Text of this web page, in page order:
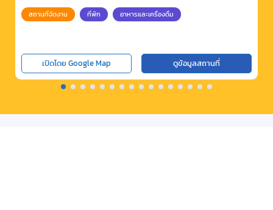
สถานที่จัดงาน ที่พัก อาหารและเครื่องดื่ม
เปิดโดย Google Map ดูข้อมูลสถานที่